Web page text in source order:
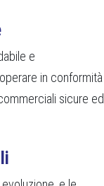
e
in conformità
sicure ed